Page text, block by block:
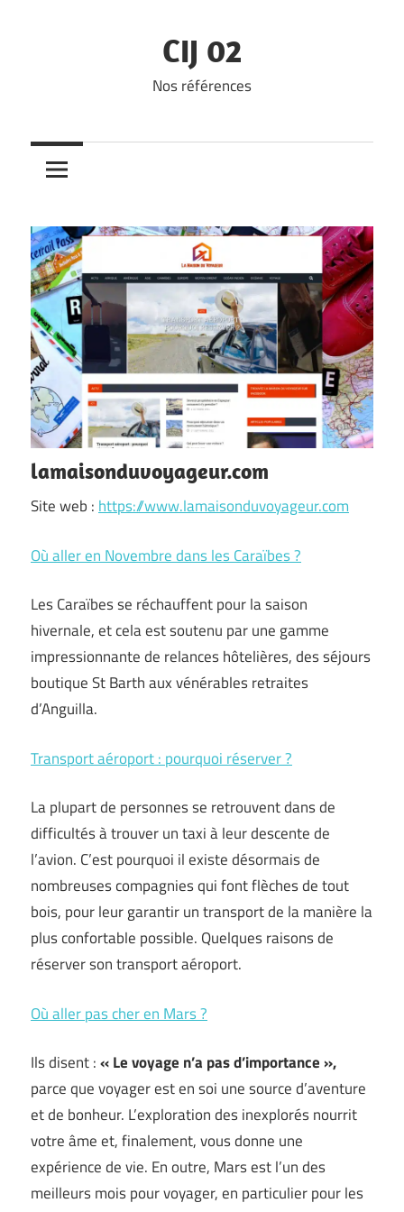
CIJ 02
Nos références
lamaisonduvoyageur.com
Site web : https://www.lamaisonduvoyageur.com
Où aller en Novembre dans les Caraïbes ?
Les Caraïbes se réchauffent pour la saison
hivernale, et cela est soutenu par une gamme
impressionnante de relances hôtelières, des séjours
boutique St Barth aux vénérables retraites
d’Anguilla.
Transport aéroport : pourquoi réserver ?
La plupart de personnes se retrouvent dans de
difficultés à trouver un taxi à leur descente de
l’avion. C’est pourquoi il existe désormais de
nombreuses compagnies qui font flèches de tout
bois, pour leur garantir un transport de la manière la
plus confortable possible. Quelques raisons de
réserver son transport aéroport.
Où aller pas cher en Mars ?
Ils disent :« Le voyage n’a pas d’importance »,
parce que voyager est en soi une source d’aventure
et de bonheur. L’exploration des inexplorés nourrit
votre âme et, finalement, vous donne une
expérience de vie. En outre, Mars est l’un des
meilleurs mois pour voyager, en particulier pour les